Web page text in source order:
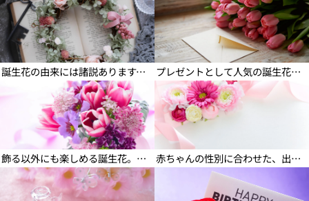
誕生花の由来には諸説あります。ギリシア・ローマ由来の説についてお伝えしています。
れ！
プレゼントとして人気の誕生花。告白のときの贈りものとしておすすめの誕生花をご紹介します。
誕生花の楽しみ方3選
飾る以外にも楽しめる誕生花。その楽しみ方についてご紹介。
【男の子・女の子別】おすすめ
誕生花
赤ちゃんの性別に合わせた、出産祝いにおすすめの誕生花をご紹介。
花選びのポイント＆出産祝いの
マナー
誕生花とメッセージで感動をお